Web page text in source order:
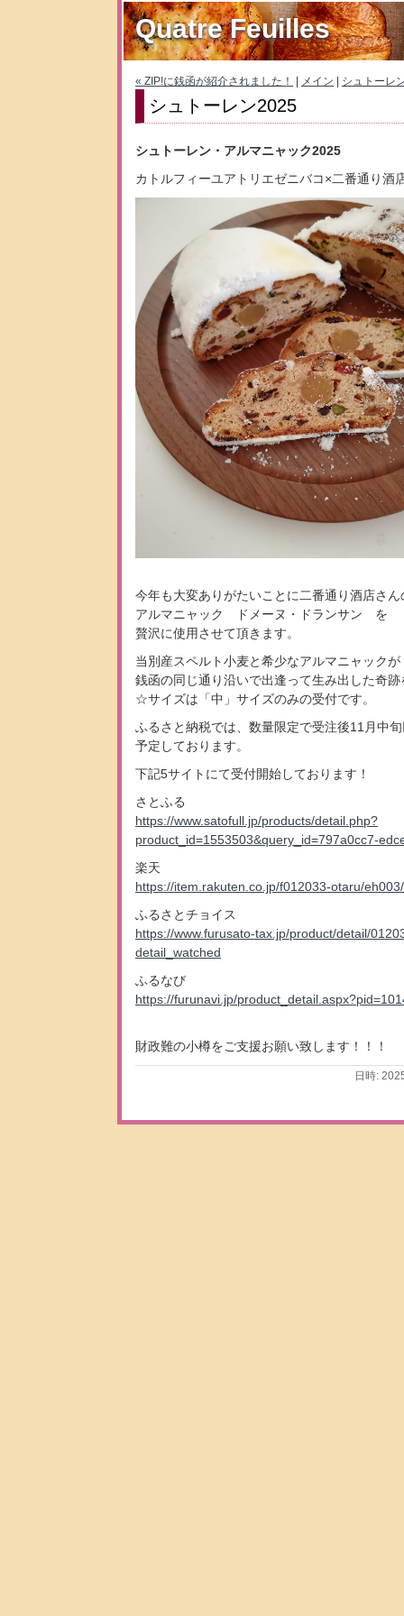
Quatre Feuilles
« ZIP!に銭函が紹介されました！ メイン シュトーレ
シュトーレン2025
シュトーレン・アルマニャック2025
カトルフィーユアトリエゼニバコ×二番通り酒
今年も大変ありがたいことに二番通り酒店さん
アルマニャック ドメーヌ・ドランサン を
贅沢に使用させて頂きます。
当別産スペルト小麦と希少なアルマニャックが
銭函の同じ通り沿いで出逢って生み出した奇
☆サイズは「中」サイズのみの受付です。
ふるさと納税では、数量限定で受注後11月中
予定しております。
下記5サイトにて受付開始しております！
さとふる
https://www.satofull.jp/products/detail.php?
product_id=1553503&query_id=797a0cc7-
楽天
https://item.rakuten.co.jp/f012033-otaru/eh003/
ふるさとチョイス
https://www.furusato-tax.jp/product/detail/
detail_watched
ふるなび
https://furunavi.jp/
財政難の小樽をご支援お願い致します！！！
日時: